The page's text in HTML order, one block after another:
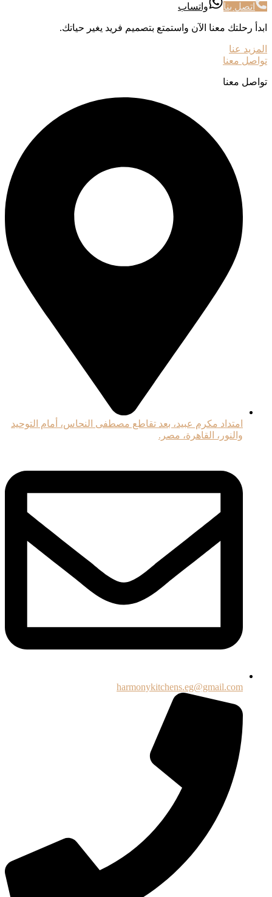
اتصل بنا واتساب
ابدأ رحلتك معنا الآن واستمتع بتصميم فريد يغير حياتك.
المزيد عنا
تواصل معنا
تواصل معنا
امتداد مكرم عبيد، بعد تقاطع مصطفى النحاس، أمام التوحيد
والنور، القاهرة، مصر.
harmonykitchens.eg@gmail.com